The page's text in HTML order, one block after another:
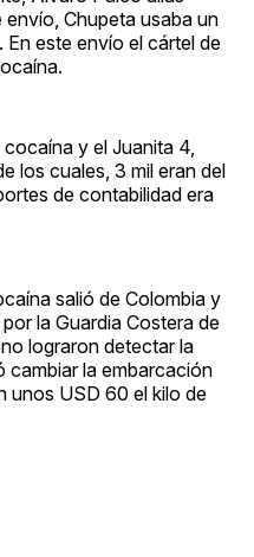
envío, Chupeta usaba un
En este envío el cártel de
y el Juanita 4,
los cuales, 3 mil eran del
de contabilidad era
salió de Colombia y
la Guardia Costera de
lograron detectar la
cambiar la embarcación
unos USD 60 el kilo de